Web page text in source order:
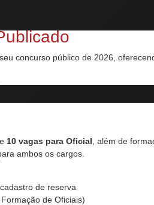
concurso público de 2026,
e 10 vagas para Oficial , além de
ambos os cargos.
de reserva
de Oficiais)